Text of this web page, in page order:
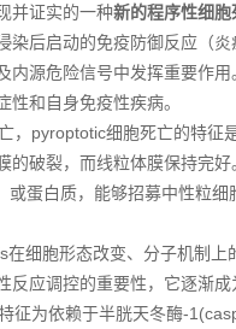
并证实的一种新的程序性细胞
染后启动的免疫防御反应（
内源危险信号中发挥重要作
性和自身免疫性疾病。
，pyroptotic细胞死亡的特征
的破裂，而线粒体膜保持完
或蛋白质，能够招募中性粒
细胞形态改变、分子机制上
反应调控的重要性，它逐渐成
征为依赖于半胱天冬酶-